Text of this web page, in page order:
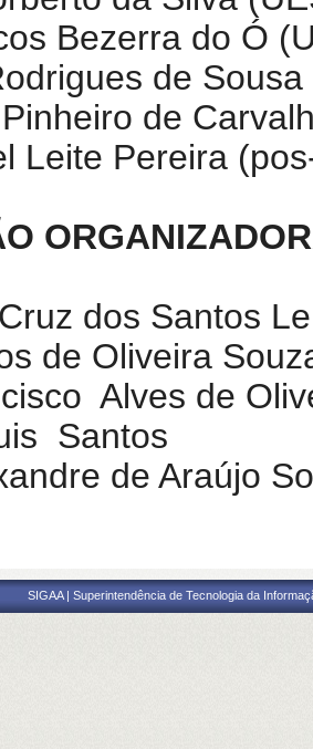
Bezerra do Ó
de
de
Leite Pereira
dos Santos
de Oliveira
Alves de
Santos
de Araújo
SIGAA | Superintendência de Tecnologia da